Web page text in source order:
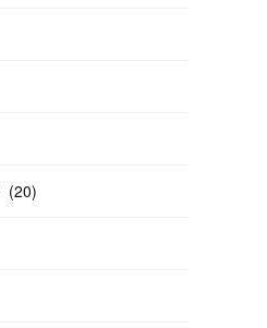
(20)